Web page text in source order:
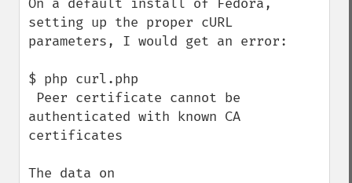
On a default install of Fedora,
setting up the proper cURL
parameters, I would get an error:
$ php curl.php
authenticated with known CA
certificates